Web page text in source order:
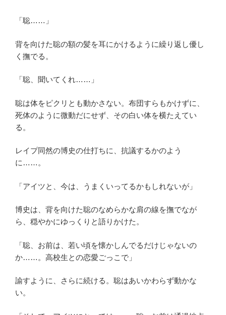
「聡……」
背を向けた聡の額の髪を耳にかけるように繰り返し優し
く撫でる。
「聡、聞いてくれ……」
聡は体をピクリとも動かさない。布団すらもかけずに、
死体のように微動だにせず、その白い体を横たえてい
る。
レイプ同然の博史の仕打ちに、抗議するかのよう
に……。
「アイツと、今は、うまくいってるかもしれないが」
博史は、背を向けた聡のなめらかな肩の線を撫でなが
ら、穏やかにゆっくりと語りかけた。
「聡、お前は、若い頃を懐かしんでるだけじゃないの
か……。高校生との恋愛ごっこで」
諭すように、さらに続ける。聡はあいかわらず動かな
い。